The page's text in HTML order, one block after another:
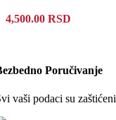
4,500.00 RSD
Poručivanje
vaši podaci su zaštićeni